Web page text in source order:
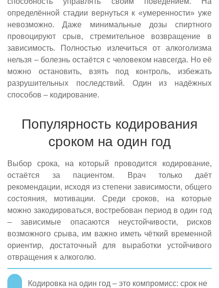
определённой стадии вернуться к «умеренности» уже
невозможно. Даже минимальные дозы спиртного
провоцируют срыв, стремительное возвращение в
зависимость. Полностью излечиться от алкоголизма
нельзя – болезнь остаётся с человеком навсегда. Но её
можно остановить, взять под контроль, избежать
разрушительных последствий. Один из надёжных
способов – кодирование.
Популярность кодирования
сроком на один год
Выбор срока, на который проводится кодирование,
остаётся за пациентом. Врач только даёт
рекомендации, исходя из степени зависимости, общего
состояния, мотивации. Среди сроков, на которые
можно закодироваться, востребован период в один год
– зависимые опасаются неустойчивости, рисков
возможного срыва, им важно иметь чёткий временной
ориентир, достаточный для выработки устойчивого
отвращения к алкоголю.
Кодировка на один год – это компромисс: срок не